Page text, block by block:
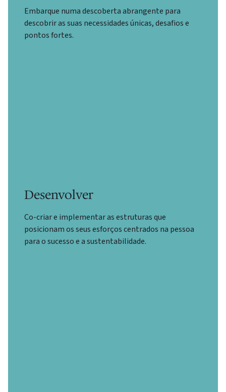
Embarque numa descoberta abrangente para
descobrir as suas necessidades únicas, desafios e
pontos fortes.
Desenvolver
Co-criar e implementar as estruturas que
posicionam os seus esforços centrados na pessoa
para o sucesso e a sustentabilidade.